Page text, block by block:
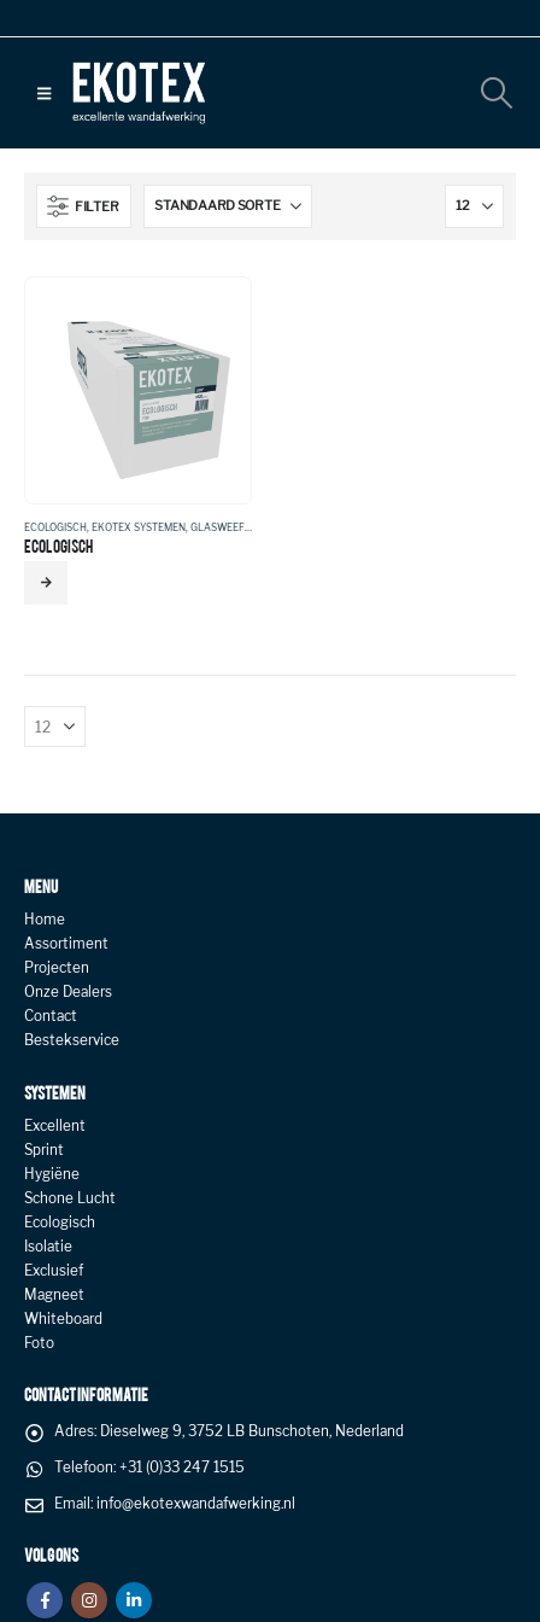
FILTER
ECOLOGISCH EKOTEX SYSTEMEN GLASWEEFSEL
ECOLOGISCH
MENU
Home
Assortiment
Projecten
Onze Dealers
Contact
Bestekservice
SYSTEMEN
Excellent
Sprint
Hygiëne
Schone Lucht
Ecologisch
Isolatie
Exclusief
Magneet
Whiteboard
Foto
CONTACT INFORMATIE
Adres: Dieselweg 9, 3752 LB Bunschoten, Nederland
Telefoon: +31 (0)33 247 1515
Email: info@ekotexwandafwerking.nl
VOLG ONS